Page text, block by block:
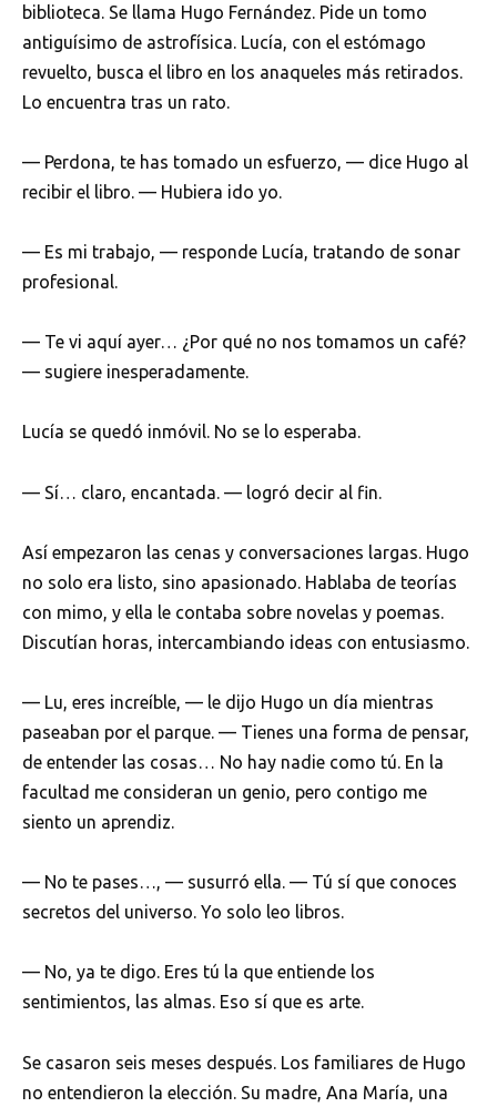
biblioteca. Se llama Hugo Fernández. Pide un tomo
antiguísimo de astrofísica. Lucía, con el estómago
revuelto, busca el libro en los anaqueles más retirados.
Lo encuentra tras un rato.
— Perdona, te has tomado un esfuerzo, — dice Hugo al
recibir el libro. — Hubiera ido yo.
— Es mi trabajo, — responde Lucía, tratando de sonar
profesional.
— Te vi aquí ayer… ¿Por qué no nos tomamos un café?
— sugiere inesperadamente.
Lucía se quedó inmóvil. No se lo esperaba.
— Sí… claro, encantada. — logró decir al fin.
Así empezaron las cenas y conversaciones largas. Hugo
no solo era listo, sino apasionado. Hablaba de teorías
con mimo, y ella le contaba sobre novelas y poemas.
Discutían horas, intercambiando ideas con entusiasmo.
— Lu, eres increíble, — le dijo Hugo un día mientras
paseaban por el parque. — Tienes una forma de pensar,
de entender las cosas… No hay nadie como tú. En la
facultad me consideran un genio, pero contigo me
siento un aprendiz.
— No te pases…, — susurró ella. — Tú sí que conoces
secretos del universo. Yo solo leo libros.
— No, ya te digo. Eres tú la que entiende los
sentimientos, las almas. Eso sí que es arte.
Se casaron seis meses después. Los familiares de Hugo
no entendieron la elección. Su madre, Ana María, una